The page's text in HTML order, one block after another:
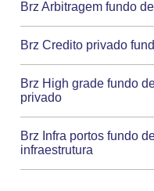
Brz Arbitragem fundo
Brz Credito privado
Brz High grade fundo
privado
Brz Infra portos fundo
infraestrutura